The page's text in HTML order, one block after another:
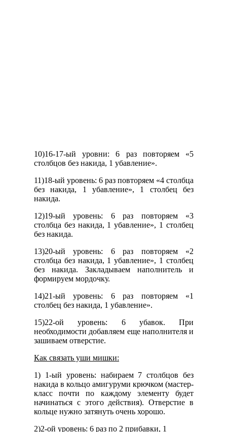
10)16-17-ый уровни: 6 раз повторяем «5
столбцов без накида, 1 убавление».
11)18-ый уровень: 6 раз повторяем «4 столбца
без накида, 1 убавление», 1 столбец без
накида.
12)19-ый уровень: 6 раз повторяем «3
столбца без накида, 1 убавление», 1 столбец
без накида.
13)20-ый уровень: 6 раз повторяем «2
столбца без накида, 1 убавление», 1 столбец
без накида. Закладываем наполнитель и
формируем мордочку.
14)21-ый уровень: 6 раз повторяем «1
столбец без накида, 1 убавление».
15)22-ой уровень: 6 убавок. При
необходимости добавляем еще наполнителя и
зашиваем отверстие.
Как связать уши мишки:
1) 1-ый уровень: набираем 7 столбцов без
накида в кольцо амигуруми крючком (мастер-
класс почти по каждому элементу будет
начинаться с этого действия). Отверстие в
кольце нужно затянуть очень хорошо.
2)2-ой уровень: 6 раз по 2 прибавки, 1